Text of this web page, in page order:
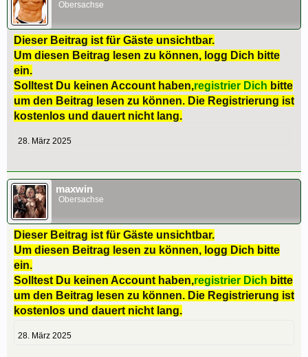
Obersachse
Dieser Beitrag ist für Gäste unsichtbar.
Um diesen Beitrag lesen zu können, logg Dich bitte
ein.
Solltest Du keinen Account haben,registrier Dich bitte
um den Beitrag lesen zu können. Die Registrierung ist
kostenlos und dauert nicht lang.
28. März 2025
maxwin
Obersachse
Dieser Beitrag ist für Gäste unsichtbar.
Um diesen Beitrag lesen zu können, logg Dich bitte
ein.
Solltest Du keinen Account haben,registrier Dich bitte
um den Beitrag lesen zu können. Die Registrierung ist
kostenlos und dauert nicht lang.
28. März 2025